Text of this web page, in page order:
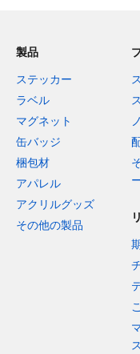
製品
ステッカー
ラベル
マグネット
缶バッジ
梱包材
アパレル
アクリルグッズ
その他の製品
ス